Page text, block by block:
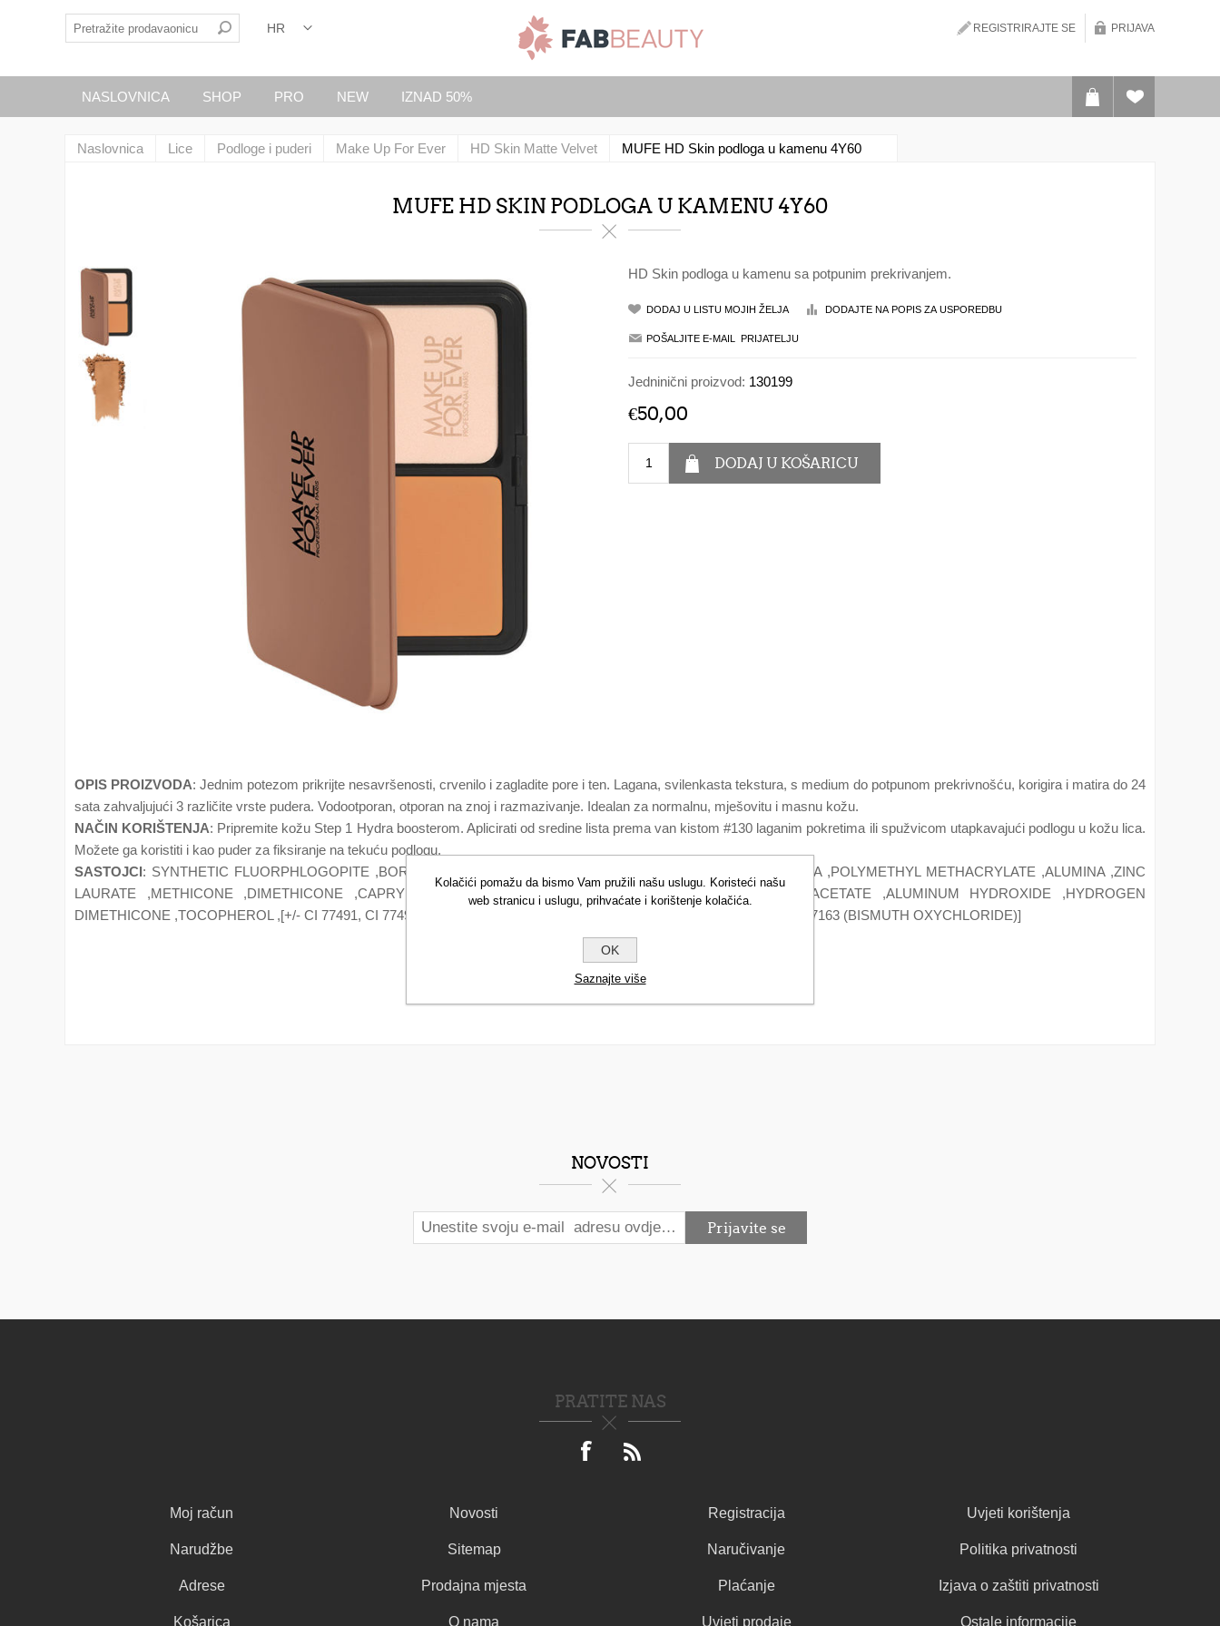
REGISTRIRAJTE SE PRIJAVA
NASLOVNICA SHOP PRO NEW IZNAD 50%
Naslovnica Lice Podloge i puderi Make Up For Ever HD Skin Matte Velvet MUFE HD Skin podloga u kamenu 4Y60
MUFE HD SKIN PODLOGA U KAMENU 4Y60
HD Skin podloga u kamenu sa potpunim prekrivanjem.
Jedninični proizvod: 130199
€50,00
OPIS PROIZVODA: Jednim potezom prikrijte nesavršenosti, crvenilo i zagladite pore i ten. Lagana, svilenkasta tekstura, s medium do potpunom prekrivnošću, korigira i matira do 24
sata zahvaljujući 3 različite vrste pudera. Vodootporan, otporan na znoj i razmazivanje. Idealan za normalnu, mješovitu i masnu kožu.
NAČIN KORIŠTENJA: Pripremite kožu Step 1 Hydra boosterom. Aplicirati od sredine lista prema van kistom #130 laganim pokretima ili spužvicom utapkavajući podlogu u kožu lica.
Možete ga koristiti i kao puder za fiksiranje na tekuću podlogu.
SASTOJCI: SYNTHETIC FLUORPHLOGOPITE ,BORON NITRIDE ,PENTAERYTHRITYL TETRAISOSTEARATE ,SILICA ,POLYMETHYL METHACRYLATE ,ALUMINA ,ZINC
LAURATE ,METHICONE ,DIMETHICONE ,CAPRYLYL GLYCOL ,ETHYLHEXYLGLYCERIN ,SODIUM DEHYDROACETATE ,ALUMINUM HYDROXIDE ,HYDROGEN
DIMETHICONE ,TOCOPHEROL ,[+/- CI 77491, CI 77492, CI 77499 (IRON OXIDES) ,CI 77891 (TITANIUM DIOXIDE) ,CI 77163 (BISMUTH OXYCHLORIDE)]
NOVOSTI
PRATITE NAS
Moj račun
Narudžbe
Adrese
Košarica
Novosti
Sitemap
Prodajna mjesta
O nama
Registracija
Naručivanje
Plaćanje
Uvjeti prodaje
Uvjeti korištenja
Politika privatnosti
Izjava o zaštiti privatnosti
Ostale informacije
Kolačići pomažu da bismo Vam pružili našu uslugu. Koristeći našu
web stranicu i uslugu, prihvaćate i korištenje kolačića.
OK
Saznajte više